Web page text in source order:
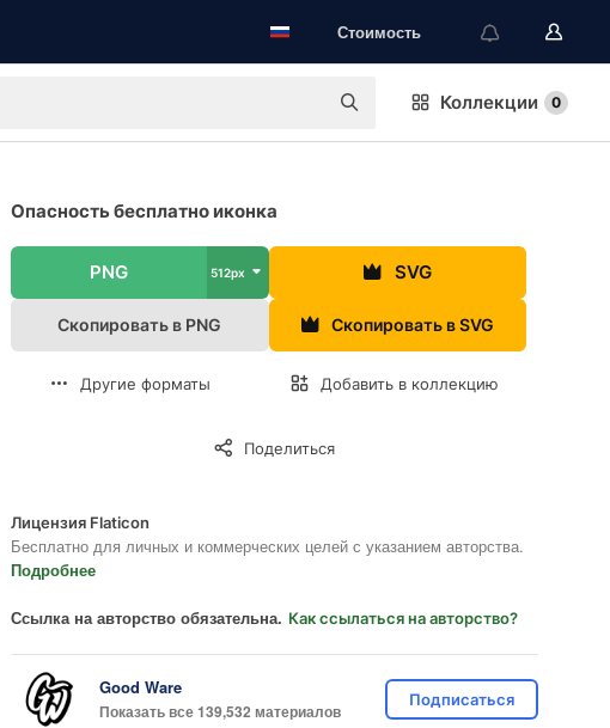
Стоимость
Коллекции 0
Опасность бесплатно иконка
PNG 512px SVG
Скопировать в PNG Скопировать в SVG
Другие форматы Добавить в коллекцию
Поделиться
Лицензия Flaticon
Бесплатно для личных и коммерческих целей с указанием авторства.
Подробнее
Ссылка на авторство обязательна. Как ссылаться на авторство?
Good Ware
Показать все 139,532 материалов
Подписаться